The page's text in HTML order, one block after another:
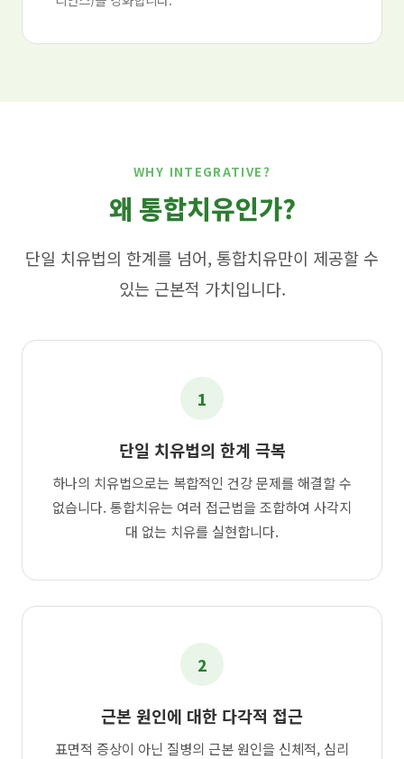
WHY INTEGRATIVE?
왜 통합치유인가?
단일 치유법의 한계를 넘어, 통합치유만이 제공할 수
있는 근본적 가치입니다.
1
단일 치유법의 한계 극복
하나의 치유법으로는 복합적인 건강 문제를 해결할 수
없습니다. 통합치유는 여러 접근법을 조합하여 사각지
대 없는 치유를 실현합니다.
2
근본 원인에 대한 다각적 접근
표면적 증상이 아닌 질병의 근본 원인을 신체적, 심리